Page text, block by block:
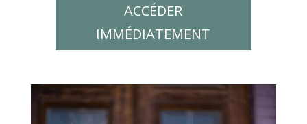
ACCÉDER
IMMÉDIATEMENT